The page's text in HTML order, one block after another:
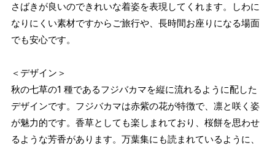
さばきが良いのできれいな着姿を表現してくれます。しわに
なりにくい素材ですからご旅行や、長時間お座りになる場面
でも安心です。
＜デザイン＞
秋の七草の1 種であるフジバカマを縦に流れるように配した
デザインです。フジバカマは赤紫の花が特徴で、凛と咲く姿
が魅力的です。香草としても楽しまれており、桜餅を思わせ
るような芳香があります。万葉集にも読まれているように、